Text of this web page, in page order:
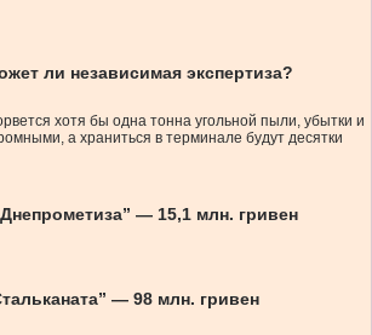
ли независимая экспертиза?
хотя бы одна тонна угольной пыли, убытки и
а храниться в терминале будут десятки
— 15,1 млн. гривен
— 98 млн. гривен